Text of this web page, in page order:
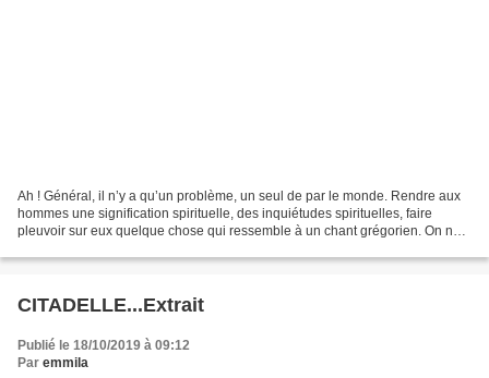
Ah ! Général, il n’y a qu’un problème, un seul de par le monde. Rendre aux
hommes une signification spirituelle, des inquiétudes spirituelles, faire
pleuvoir sur eux quelque chose qui ressemble à un chant grégorien. On ne
CITADELLE...Extrait
Publié le 18/10/2019 à 09:12
Par emmila